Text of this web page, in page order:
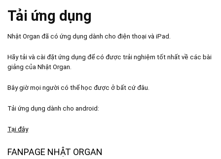
Tải ứng dụng
Nhật Organ đã có ứng dụng dành cho điện thoại và iPad.
Hãy tải và cài đặt ứng dụng để có được trải nghiệm tốt nhất về các bài
giảng của Nhật Organ.
Bây giờ mọi người có thể học được ở bất cứ đâu.
Tải ứng dụng dành cho android:
Tại đây
FANPAGE NHẬT ORGAN